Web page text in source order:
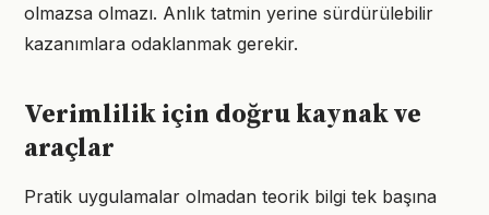
olmazsa olmazı. Anlık tatmin yerine sürdürülebilir
kazanımlara odaklanmak gerekir.
Verimlilik için doğru kaynak ve
araçlar
Pratik uygulamalar olmadan teorik bilgi tek başına